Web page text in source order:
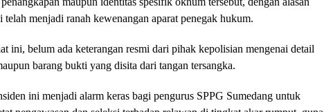
telah menjadi ranah kewenangan aparat penegak hukum.
ini, belum ada keterangan resmi dari pihak kepolisian mengenai detail
barang bukti yang disita dari tangan tersangka.
ini menjadi alarm keras bagi pengurus SPPG Sumedang untuk